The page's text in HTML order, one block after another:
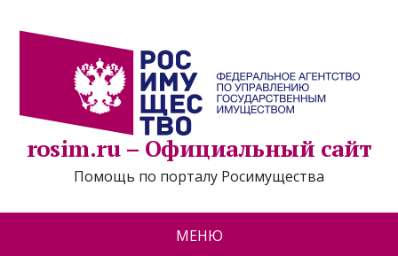
rosim.ru – Официальный сайт
Помощь по порталу Росимущества
МЕНЮ